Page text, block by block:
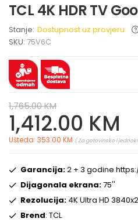
TCL 4K HDR TV
Stanje: Dostupnost uz provjeru
SKU: 75V6C
1,765.00 KM
1,412.00 KM
Ušteda: 353.00 KM ( Za gotovinsko i
Garancija:2 + 3 godine
Dijagonala ekrana:75''
Rezolucija: 4K Ultra HD
Brend: TCL